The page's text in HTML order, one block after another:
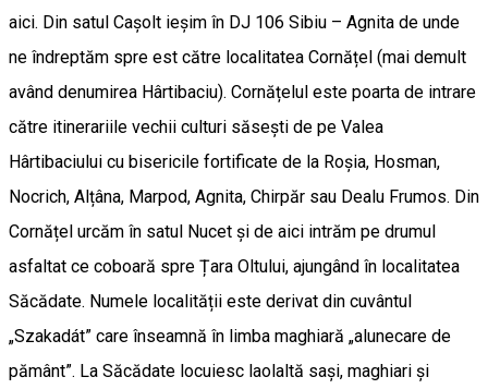
aici. Din satul Cașolt ieșim în DJ 106 Sibiu – Agnita de unde
ne îndreptăm spre est către localitatea Cornățel (mai demult
având denumirea Hârtibaciu). Cornățelul este poarta de intrare
către itinerariile vechii culturi săsești de pe Valea
Hârtibaciului cu bisericile fortificate de la Roșia, Hosman,
Nocrich, Alțâna, Marpod, Agnita, Chirpăr sau Dealu Frumos. Din
Cornățel urcăm în satul Nucet și de aici intrăm pe drumul
asfaltat ce coboară spre Țara Oltului, ajungând în localitatea
Săcădate. Numele localității este derivat din cuvântul
„Szakadát” care înseamnă în limba maghiară „alunecare de
pământ”. La Săcădate locuiesc laolaltă sași, maghiari și